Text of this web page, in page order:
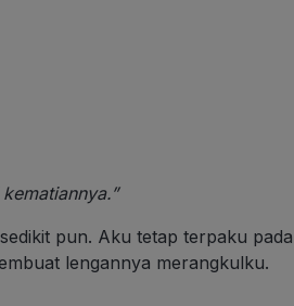
pun. Aku tetap terpaku pada
lengannya merangkulku.